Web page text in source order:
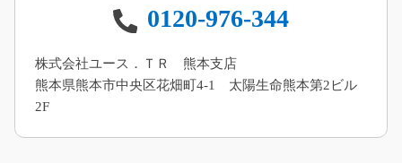
0120-976-344
株式会社ユース．ＴＲ 熊本支店
熊本県熊本市中央区花畑町4-1 太陽生命熊本第2ビル
2F